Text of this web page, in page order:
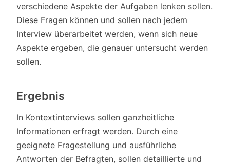
verschiedene Aspekte der Aufgaben lenken sollen.
Diese Fragen können und sollen nach jedem
Interview überarbeitet werden, wenn sich neue
Aspekte ergeben, die genauer untersucht werden
sollen.
Ergebnis
In Kontextinterviews sollen ganzheitliche
Informationen erfragt werden. Durch eine
geeignete Fragestellung und ausführliche
Antworten der Befragten, sollen detaillierte und